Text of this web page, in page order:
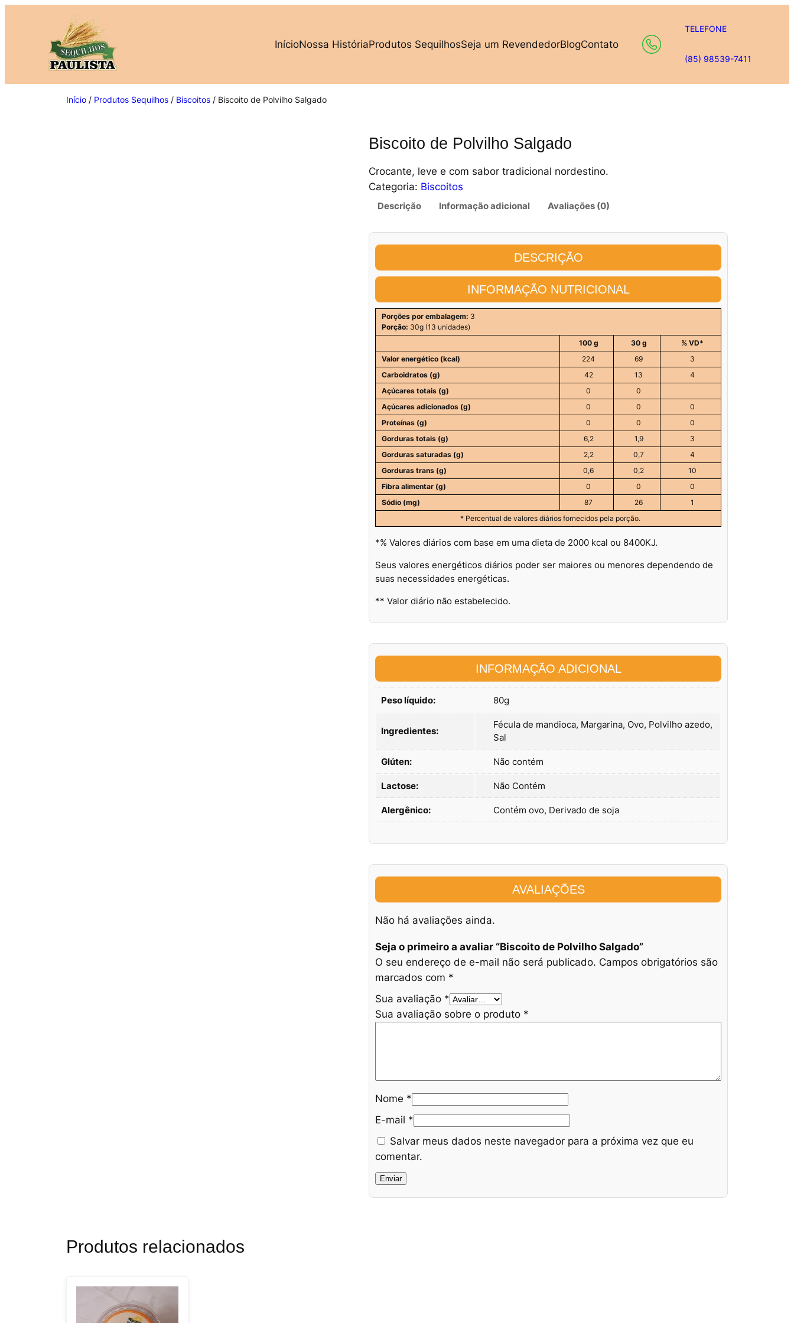
conteúdo
InícioNossa HistóriaProdutos SequilhosSeja um RevendedorBlogContato
TELEFONE
(85) 98539-7411
Início / Produtos Sequilhos / Biscoitos / Biscoito de Polvilho Salgado
Biscoito de Polvilho Salgado
Crocante, leve e com sabor tradicional nordestino.
Categoria: Biscoitos
Descrição Informação adicional Avaliações (0)
DESCRIÇÃO
INFORMAÇÃO NUTRICIONAL
Porções por embalagem: 3
Porção: 30g (13 unidades)
100 g
30 g
% VD*
Valor energético (kcal)
224 69
3
Carboidratos (g)
42 13
4
Açúcares totais (g)
0
0
Açúcares adicionados (g)
0 0
0
Proteínas (g)
0 0
0
Gorduras totais (g)
6,2 1,9
3
Gorduras saturadas (g)
2,2 0,7
4
Gorduras trans (g)
0,6 0,2
10
Fibra alimentar (g)
0 0
0
Sódio (mg)
87 26
1
* Percentual de valores diários fornecidos pela porção.
*% Valores diários com base em uma dieta de 2000 kcal ou 8400KJ.
Seus valores energéticos diários poder ser maiores ou menores dependendo de
suas necessidades energéticas.
** Valor diário não estabelecido.
INFORMAÇÃO ADICIONAL
Peso líquido: 80g
Ingredientes:
Fécula de mandioca, Margarina, Ovo, Polvilho azedo,
Sal
Glúten: Não contém
Lactose: Não Contém
Alergênico: Contém ovo, Derivado de soja
AVALIAÇÕES
Não há avaliações ainda.
Seja o primeiro a avaliar “Biscoito de Polvilho Salgado”
O seu endereço de e-mail não será publicado. Campos obrigatórios são
marcados com *
Sua avaliação *
Sua avaliação sobre o produto *
Nome *
E-mail *
Salvar meus dados neste navegador para a próxima vez que eu
comentar.
Produtos relacionados